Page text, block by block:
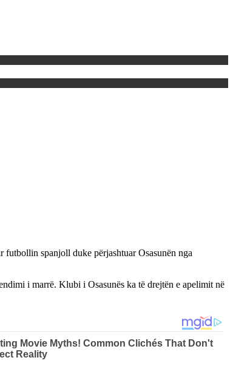
spanjoll duke përjashtuar Osasunën nga
i marrë. Klubi i Osasunës ka të drejtën e apelimit në